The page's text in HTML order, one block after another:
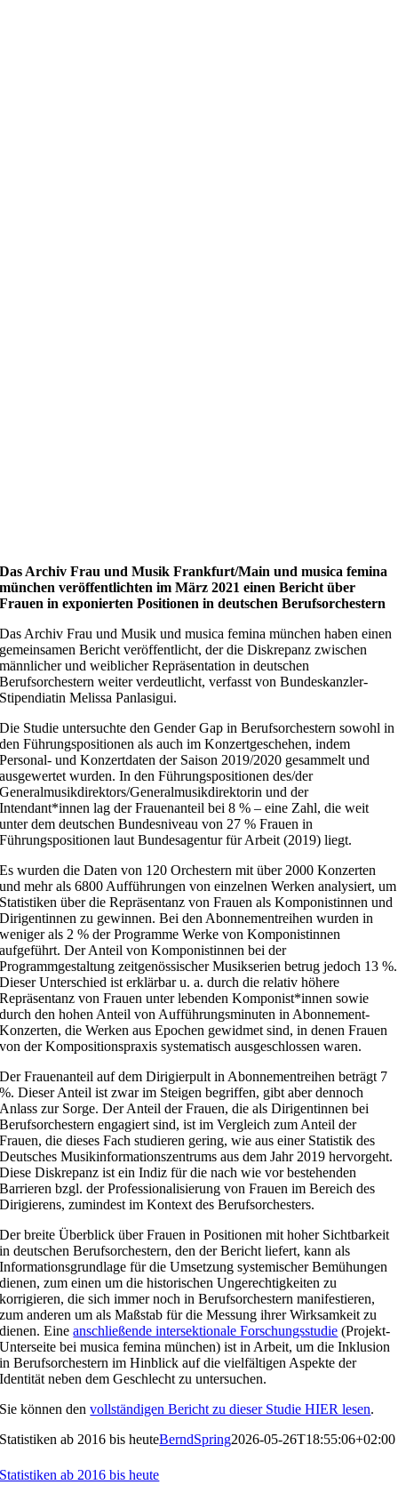
Das Archiv Frau und Musik Frankfurt/Main und musica femina
münchen veröffentlichten im März 2021 einen Bericht über
Frauen in exponierten Positionen in deutschen Berufsorchestern
Das Archiv Frau und Musik und musica femina münchen haben einen
gemeinsamen Bericht veröffentlicht, der die Diskrepanz zwischen
männlicher und weiblicher Repräsentation in deutschen
Berufsorchestern weiter verdeutlicht, verfasst von Bundeskanzler-
Stipendiatin Melissa Panlasigui.
Die Studie untersuchte den Gender Gap in Berufsorchestern sowohl in
den Führungspositionen als auch im Konzertgeschehen, indem
Personal- und Konzertdaten der Saison 2019/2020 gesammelt und
ausgewertet wurden. In den Führungspositionen des/der
Generalmusikdirektors/Generalmusikdirektorin und der
Intendant*innen lag der Frauenanteil bei 8 % – eine Zahl, die weit
unter dem deutschen Bundesniveau von 27 % Frauen in
Führungspositionen laut Bundesagentur für Arbeit (2019) liegt.
Es wurden die Daten von 120 Orchestern mit über 2000 Konzerten
und mehr als 6800 Aufführungen von einzelnen Werken analysiert, um
Statistiken über die Repräsentanz von Frauen als Komponistinnen und
Dirigentinnen zu gewinnen. Bei den Abonnementreihen wurden in
weniger als 2 % der Programme Werke von Komponistinnen
aufgeführt. Der Anteil von Komponistinnen bei der
Programmgestaltung zeitgenössischer Musikserien betrug jedoch 13 %.
Dieser Unterschied ist erklärbar u. a. durch die relativ höhere
Repräsentanz von Frauen unter lebenden Komponist*innen sowie
durch den hohen Anteil von Aufführungsminuten in Abonnement-
Konzerten, die Werken aus Epochen gewidmet sind, in denen Frauen
von der Kompositionspraxis systematisch ausgeschlossen waren.
Der Frauenanteil auf dem Dirigierpult in Abonnementreihen beträgt 7
%. Dieser Anteil ist zwar im Steigen begriffen, gibt aber dennoch
Anlass zur Sorge. Der Anteil der Frauen, die als Dirigentinnen bei
Berufsorchestern engagiert sind, ist im Vergleich zum Anteil der
Frauen, die dieses Fach studieren gering, wie aus einer Statistik des
Deutsches Musikinformationszentrums aus dem Jahr 2019 hervorgeht.
Diese Diskrepanz ist ein Indiz für die nach wie vor bestehenden
Barrieren bzgl. der Professionalisierung von Frauen im Bereich des
Dirigierens, zumindest im Kontext des Berufsorchesters.
Der breite Überblick über Frauen in Positionen mit hoher Sichtbarkeit
in deutschen Berufsorchestern, den der Bericht liefert, kann als
Informationsgrundlage für die Umsetzung systemischer Bemühungen
dienen, zum einen um die historischen Ungerechtigkeiten zu
korrigieren, die sich immer noch in Berufsorchestern manifestieren,
zum anderen um als Maßstab für die Messung ihrer Wirksamkeit zu
dienen. Eineanschließende intersektionale Forschungsstudie (Projekt-
Unterseite bei musica femina münchen) ist in Arbeit, um die Inklusion
in Berufsorchestern im Hinblick auf die vielfältigen Aspekte der
Identität neben dem Geschlecht zu untersuchen.
Sie können denvollständigen Bericht zu dieser Studie HIER lesen.
Statistiken ab 2016 bis heuteBerndSpring2026-05-26T18:55:06+02:00
Statistiken ab 2016 bis heute